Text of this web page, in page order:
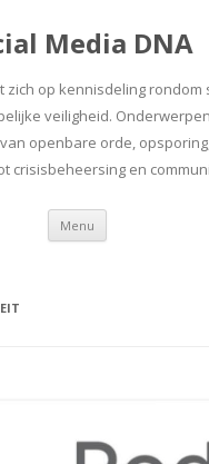
Media DNA
zich op kennisdeling rondom
veiligheid.
openbare orde,
crisisbeheersing en
Menu Spring
inhoud